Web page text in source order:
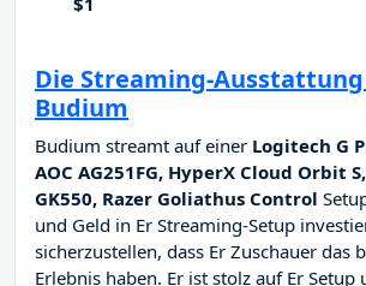
Die Streaming-
Budium
Budium streamt auf einer Logitech G
AOC AG251FG, HyperX Cloud Orbit
GK550, Razer Goliathus Control
und Geld in Er Streaming-Setup
sicherzustellen, dass Er Zuschauer das
Erlebnis haben. Er ist stolz auf Er Setup